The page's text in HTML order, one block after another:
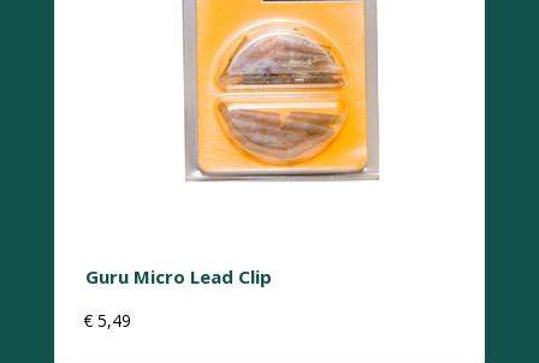
Guru Micro Lead Clip
€ 5,49